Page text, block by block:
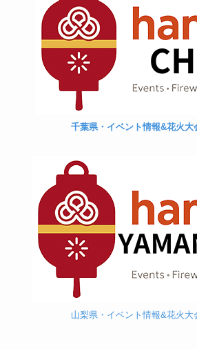
千葉県・イベント情報&花火大
山梨県・イベント情報&花火大